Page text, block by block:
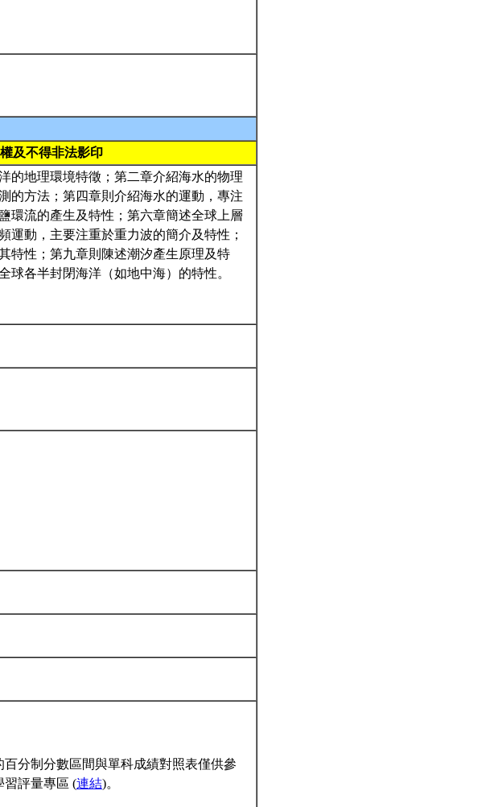
及不得非法影印
的地理環境特徵；第二章介紹海水的物理
的方法；第四章則介紹海水的運動，專注
環流的產生及特性；第六章簡述全球上層
運動，主要注重於重力波的簡介及特性；
特性；第九章則陳述潮汐產生原理及特
各半封閉海洋（如地中海）的特性。
分制分數區間與單科成績對照表僅供參
習評量專區 (連結)。